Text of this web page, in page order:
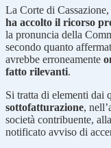
La Corte di
ha accolto il ricorso
la pronuncia della
secondo quanto
avrebbe erroneamente
fatto rilevanti.
Si tratta di elementi dai
sottofatturazione,
società contribuente,
notificato avviso di